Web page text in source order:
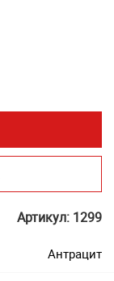
Артикул: 1299
Антрацит